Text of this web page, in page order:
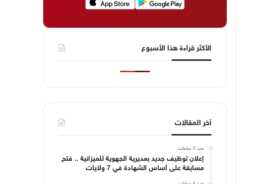
الأكثر قراءة هذا الأسبوع
آخر المقالات
منذ 3 ساعات
إعلان توظيف جديد بمديرية الجهوية للميزانية .. فتح
مسابقة على أساس الشهادة في 7 ولايات